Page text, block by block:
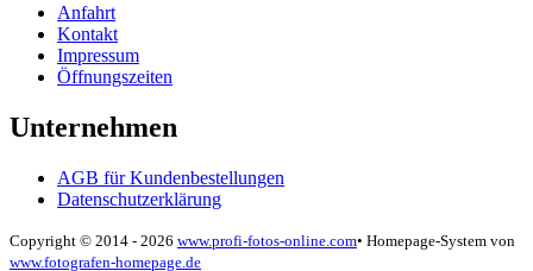
Anfahrt
Kontakt
Impressum
Öffnungszeiten
Unternehmen
AGB für Kundenbestellungen
Datenschutzerklärung
Copyright © 2014 - 2026 www.profi-fotos-online.com• Homepage-System von
www.fotografen-homepage.de